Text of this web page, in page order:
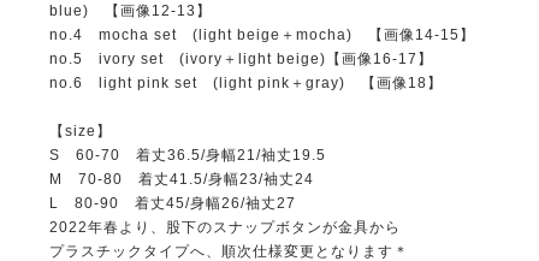
blue) 【画像12-13】
no.4 mocha set (light beige＋mocha) 【画像14-15】
no.5 ivory set (ivory＋light beige)【画像16-17】
no.6 light pink set (light pink＋gray) 【画像18】
【size】
S 60-70 着丈36.5/身幅21/袖丈19.5
M 70-80 着丈41.5/身幅23/袖丈24
L 80-90 着丈45/身幅26/袖丈27
2022年春より、股下のスナップボタンが金具から
プラスチックタイプへ、順次仕様変更となります＊